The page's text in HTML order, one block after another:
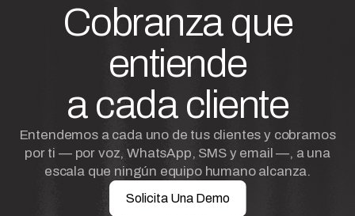
Cobranza que
entiende
a cada cliente
Entendemos a cada uno de tus clientes y cobramos
por ti — por voz, WhatsApp, SMS y email —, a una
escala que ningún equipo humano alcanza.
Solicita Una Demo